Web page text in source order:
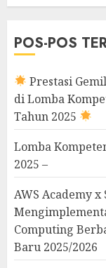
POS-POS
Prestasi
di Lomba
Tahun 2025
Lomba
2025 –
AWS Academy
Computing
Baru 2025/2026